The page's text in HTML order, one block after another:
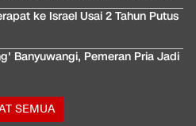
ke Israel Usai 2 Tahun Putus
Banyuwangi, Pemeran Pria Jadi
SEMUA